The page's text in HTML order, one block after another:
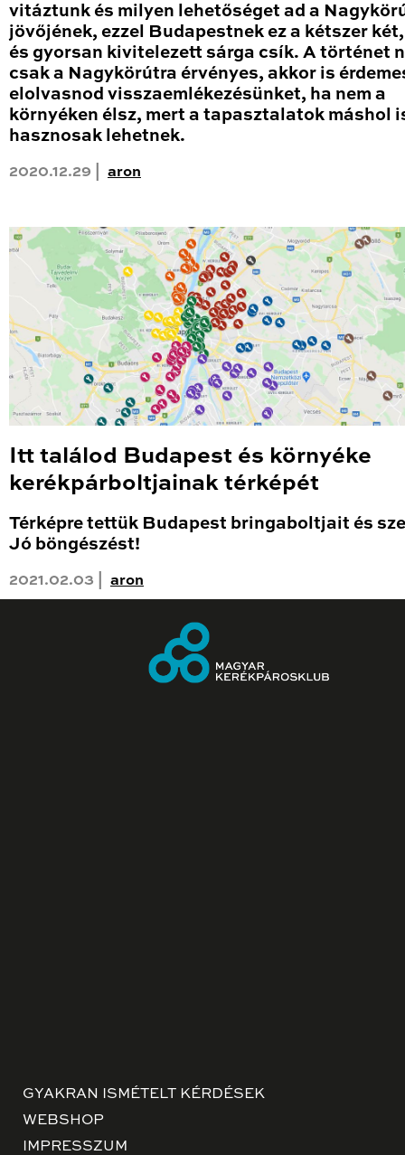
vitáztunk és milyen lehetőséget ad a
jövőjének, ezzel Budapestnek ez a kétszer
és gyorsan kivitelezett sárga csík. A történet
csak a Nagykörútra érvényes, akkor is
elolvasnod visszaemlékezésünket, ha nem a
környéken élsz, mert a tapasztalatok máshol
hasznosak lehetnek.
2020.12.29 | aron
Itt találod Budapest és környéke
kerékpárboltjainak térképét
Térképre tettük Budapest bringaboltjait és
Jó böngészést!
2021.02.03 | aron
GYAKRAN ISMÉTELT KÉRDÉSEK
WEBSHOP
IMPRESSZUM